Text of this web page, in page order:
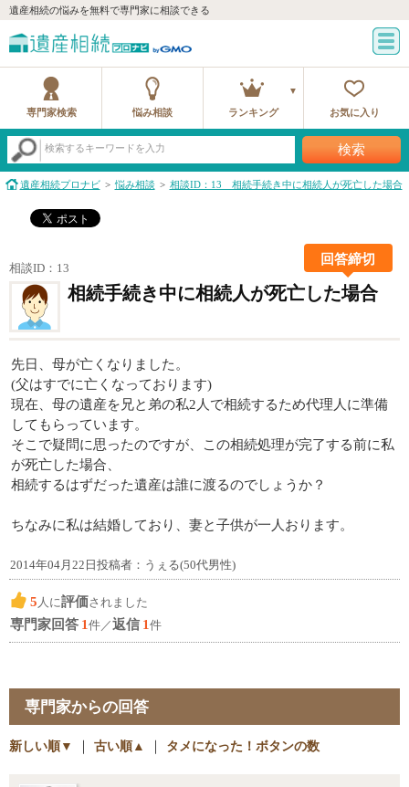
遺産相続の悩みを無料で専門家に相談できる
専門家検索 悩み相談 ランキング お気に入り
検索するキーワードを入力 検索
遺産相続プロナビ 悩み相談 相談ID：13 相続手続き中に相続人が死亡した場合
相談ID：13
回答締切
相続手続き中に相続人が死亡した場合
先日、母が亡くなりました。
(父はすでに亡くなっております)
現在、母の遺産を兄と弟の私2人で相続するため代理人に準備
してもらっています。
そこで疑問に思ったのですが、この相続処理が完了する前に私
が死亡した場合、
相続するはずだった遺産は誰に渡るのでしょうか？
ちなみに私は結婚しており、妻と子供が一人おります。
2014年04月22日投稿者：うぇる(50代男性)
5 人に評価されました
専門家回答 1件／返信 1件
専門家からの回答
新しい順▼ ｜ 古い順▲ ｜ タメになった！ボタンの数